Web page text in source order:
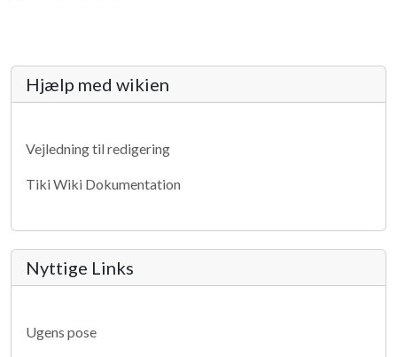
More content and functionality
Hjælp med wikien
Vejledning til redigering
Tiki Wiki Dokumentation
Nyttige Links
Ugens pose